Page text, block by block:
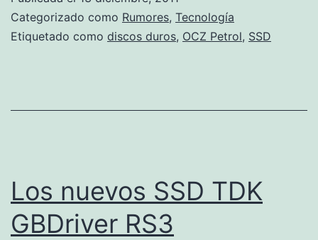
Categorizado como Rumores, Tecnología
Etiquetado como discos duros, OCZ Petrol, SSD
Los nuevos SSD TDK
GBDriver RS3